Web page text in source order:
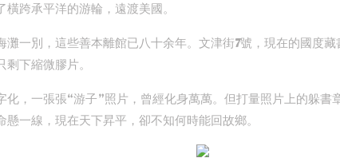
跨承平洋的游輪，遠渡美國。
灘一別，這些善本離館已八十余年。文津街7號，現在的國度
下縮微膠片。
化，一張張“游子”照片，曾經化身萬萬。但打量照片上的躲書
懸一線，現在天下昇平，卻不知何時能回故鄉。